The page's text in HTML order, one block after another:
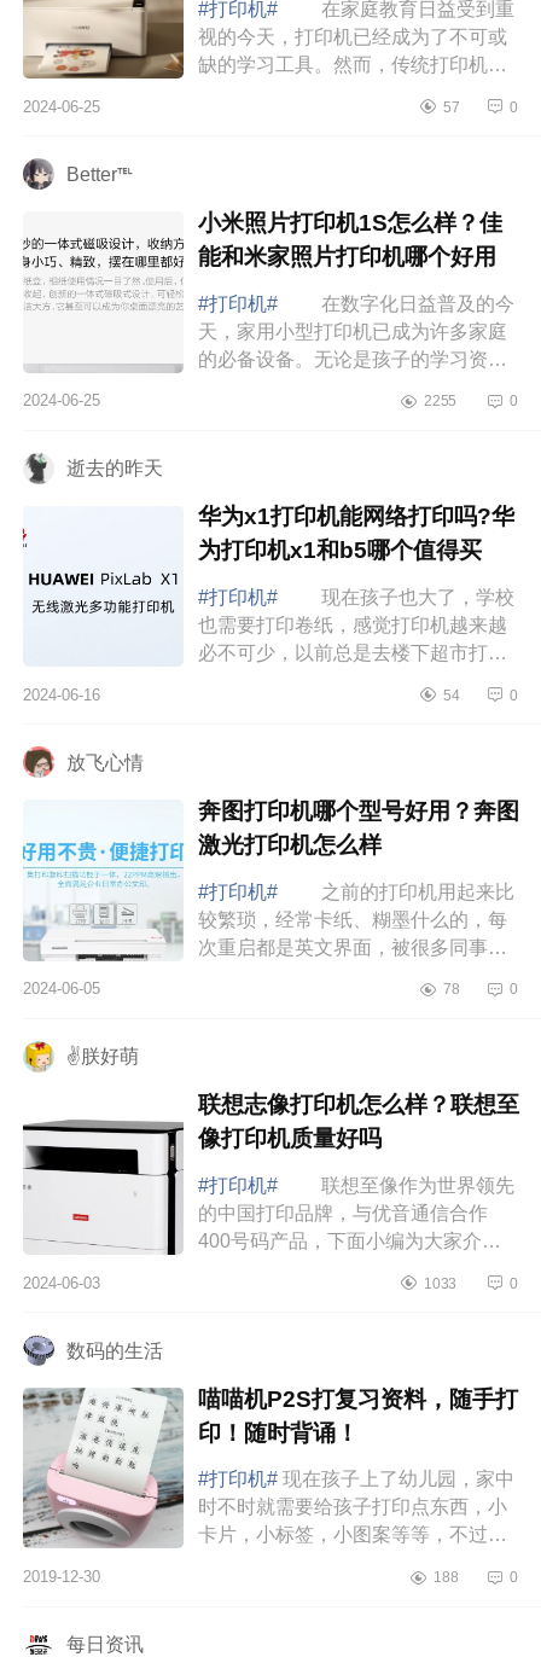
#打印机#
在家庭教育日益受到重
视的今天，打印机已经成为了不可或
缺的学习工具。然而，传统打印机的
长和学生望而却步。下面小编为大家
2024-06-25 57 0
Better℡
小米照片打印机1S怎么样？佳
能和米家照片打印机哪个好用
#打印机#
在数字化日益普及的今
天，家用小型打印机已成为许多家庭
的必备设备。无论是孩子的学习资料
台好的打印机都能让生活更加便捷。
2024-06-25 2255 0
逝去的昨天
华为x1打印机能网络打印吗?华
为打印机x1和b5哪个值得买
#打印机#
现在孩子也大了，学校
也需要打印卷纸，感觉打印机越来越
必不可少，以前总是去楼下超市打
宝有时候写着都费劲。下面小编为大
2024-06-16 54 0
放飞心情
奔图打印机哪个型号好用？奔图
激光打印机怎么样
#打印机#
之前的打印机用起来比
较繁琐，经常卡纸、糊墨什么的，每
次重启都是英文界面，被很多同事吐
力山大，还好现在遇到了奔图打印
2024-06-05 78 0
✌朕好萌
联想志像打印机怎么样？联想至
像打印机质量好吗
#打印机#
联想至像作为世界领先
的中国打印品牌，与优音通信合作
400号码产品，下面小编为大家介绍
打印机质量好吗 联想志像打印机
2024-06-03 1033 0
数码的生活
喵喵机P2S打复习资料，随手打
印！随时背诵！
#打印机# 现在孩子上了幼儿园，家中
时不时就需要给孩子打印点东西，小
卡片，小标签，小图案等等，不过因
暂时还用不上，网上转来转去，寻到
2019-12-30 188 0
每日资讯